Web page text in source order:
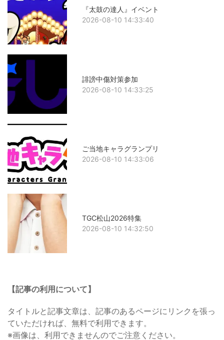
『太鼓の達人』イベント
2026-08-10 14:33:40
誹謗中傷対策参加
2026-08-10 14:33:25
ご当地キャラグランプリ
2026-08-10 14:33:06
TGC松山2026特集
2026-08-10 14:32:50
【記事の利用について】
タイトルと記事文章は、記事のあるページにリンクを張っ
ていただければ、無料で利用できます。
※画像は、利用できませんのでご注意ください。